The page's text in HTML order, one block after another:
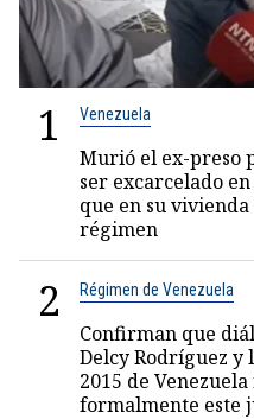
1 Venezuela
Murió el ex-preso
ser excarcelado
que en su
régimen
2 Régimen de Venezuela
Confirman que
Delcy Rodríguez y
2015 de
formalmente este